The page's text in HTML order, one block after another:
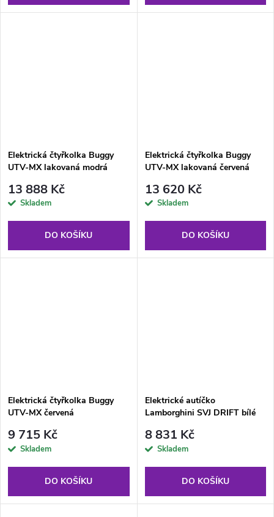
Elektrická čtyřkolka Buggy
UTV-MX lakovaná modrá
13 888 Kč
Skladem
DO KOŠÍKU
Elektrická čtyřkolka Buggy
UTV-MX lakovaná červená
13 620 Kč
Skladem
DO KOŠÍKU
Elektrická čtyřkolka Buggy
UTV-MX červená
9 715 Kč
Skladem
DO KOŠÍKU
Elektrické autíčko
Lamborghini SVJ DRIFT bílé
8 831 Kč
Skladem
DO KOŠÍKU